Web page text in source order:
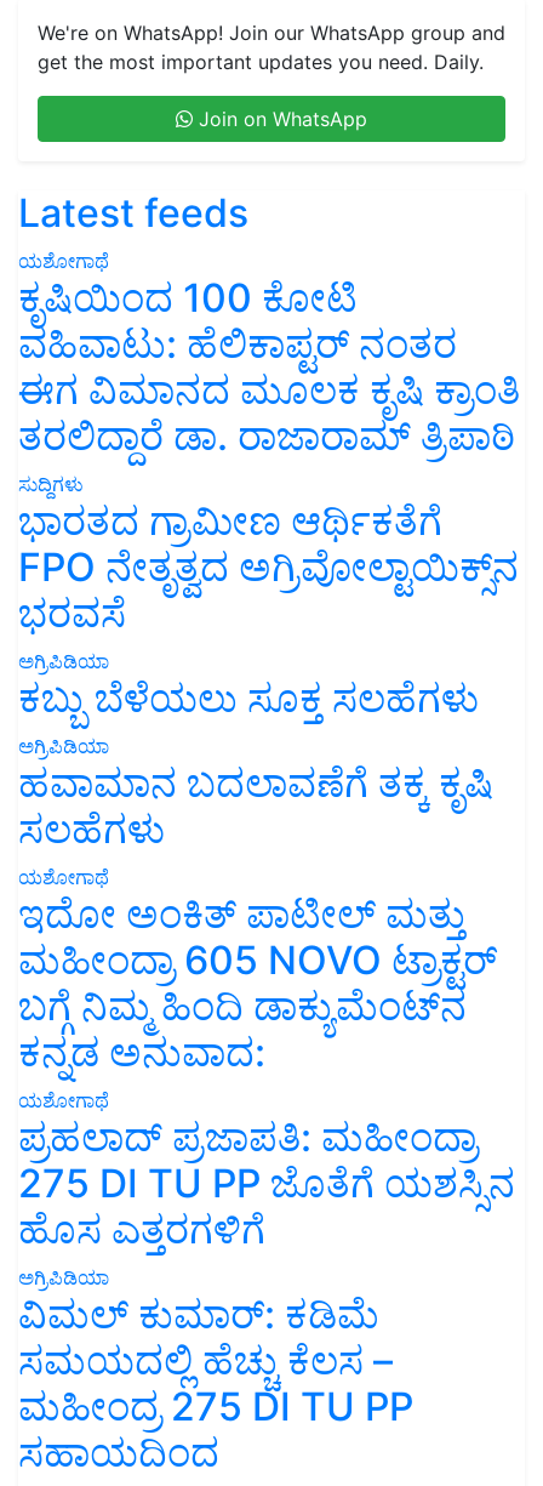
We're on WhatsApp! Join our WhatsApp group and
get the most important updates you need. Daily.
Join on WhatsApp
Latest feeds
ಯಶೋಗಾಥೆ
ಕೃಷಿಯಿಂದ 100 ಕೋಟಿ
ವಹಿವಾಟು: ಹೆಲಿಕಾಪ್ಟರ್ ನಂತರ
ಈಗ ವಿಮಾನದ ಮೂಲಕ ಕೃಷಿ ಕ್ರಾಂತಿ
ತರಲಿದ್ದಾರೆ ಡಾ. ರಾಜಾರಾಮ್ ತ್ರಿಪಾಠಿ
ಸುದ್ದಿಗಳು
ಭಾರತದ ಗ್ರಾಮೀಣ ಆರ್ಥಿಕತೆಗೆ
FPO ನೇತೃತ್ವದ ಅಗ್ರಿವೋಲ್ಟಾಯಿಕ್ಸ್‌ನ
ಭರವಸೆ
ಅಗ್ರಿಪಿಡಿಯಾ
ಕಬ್ಬು ಬೆಳೆಯಲು ಸೂಕ್ತ ಸಲಹೆಗಳು
ಅಗ್ರಿಪಿಡಿಯಾ
ಹವಾಮಾನ ಬದಲಾವಣೆಗೆ ತಕ್ಕ ಕೃಷಿ
ಸಲಹೆಗಳು
ಯಶೋಗಾಥೆ
ಇದೋ ಅಂಕಿತ್ ಪಾಟೀಲ್ ಮತ್ತು
ಮಹೀಂದ್ರಾ 605 NOVO ಟ್ರಾಕ್ಟರ್
ಬಗ್ಗೆ ನಿಮ್ಮ ಹಿಂದಿ ಡಾಕ್ಯುಮೆಂಟ್‌ನ
ಕನ್ನಡ ಅನುವಾದ:
ಯಶೋಗಾಥೆ
ಪ್ರಹಲಾದ್ ಪ್ರಜಾಪತಿ: ಮಹೀಂದ್ರಾ
275 DI TU PP ಜೊತೆಗೆ ಯಶಸ್ಸಿನ
ಹೊಸ ಎತ್ತರಗಳಿಗೆ
ಅಗ್ರಿಪಿಡಿಯಾ
ವಿಮಲ್ ಕುಮಾರ್: ಕಡಿಮೆ
ಸಮಯದಲ್ಲಿ ಹೆಚ್ಚು ಕೆಲಸ –
ಮಹೀಂದ್ರ 275 DI TU PP
ಸಹಾಯದಿಂದ